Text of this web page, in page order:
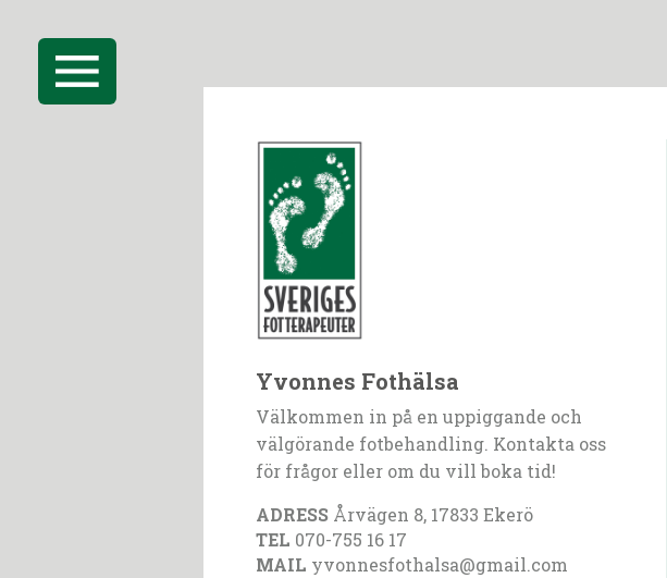
Yvonnes Fothälsa
Välkommen in på en uppiggande och
välgörande fotbehandling. Kontakta oss
för frågor eller om du vill boka tid!
ADRESS Årvägen 8, 17833 Ekerö
TEL 070-755 16 17
MAIL yvonnesfothalsa@gmail.com